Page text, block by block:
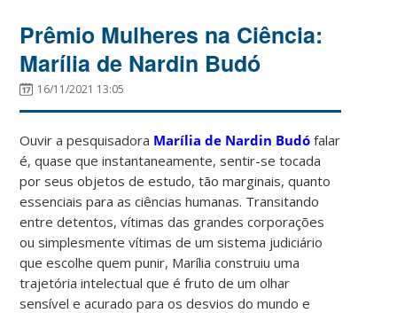
Prêmio Mulheres na Ciência:
Marília de Nardin Budó
16/11/2021 13:05
Ouvir a pesquisadora Marília de Nardin Budó falar
é, quase que instantaneamente, sentir-se tocada
por seus objetos de estudo, tão marginais, quanto
essenciais para as ciências humanas. Transitando
entre detentos, vítimas das grandes corporações
ou simplesmente vítimas de um sistema judiciário
que escolhe quem punir, Marília construiu uma
trajetória intelectual que é fruto de um olhar
sensível e acurado para os desvios do mundo e